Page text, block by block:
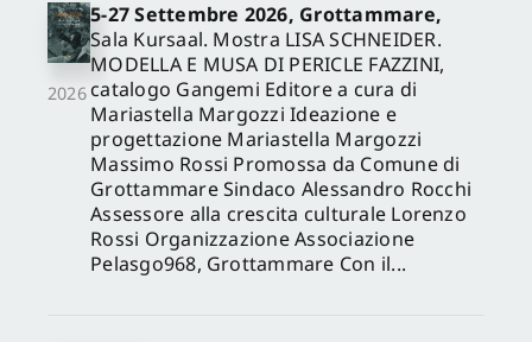
2026
5-27 Settembre 2026, Grottammare,
Sala Kursaal. Mostra LISA SCHNEIDER.
MODELLA E MUSA DI PERICLE FAZZINI,
catalogo Gangemi Editore a cura di
Mariastella Margozzi Ideazione e
progettazione Mariastella Margozzi
Massimo Rossi Promossa da Comune di
Grottammare Sindaco Alessandro Rocchi
Assessore alla crescita culturale Lorenzo
Rossi Organizzazione Associazione
Pelasgo968, Grottammare Con il...